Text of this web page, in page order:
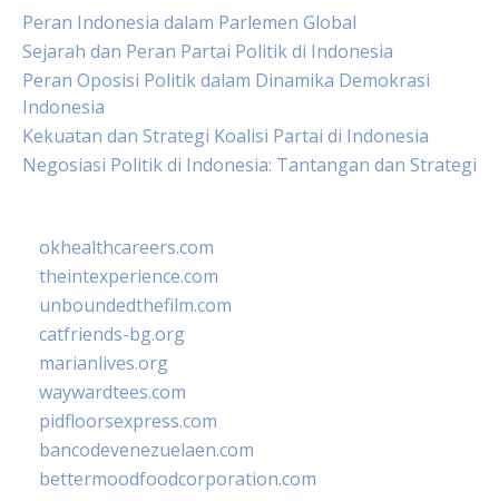
Peran Indonesia dalam Parlemen Global
Sejarah dan Peran Partai Politik di Indonesia
Peran Oposisi Politik dalam Dinamika Demokrasi
Indonesia
Kekuatan dan Strategi Koalisi Partai di Indonesia
Negosiasi Politik di Indonesia: Tantangan dan Strategi
okhealthcareers.com
theintexperience.com
unboundedthefilm.com
catfriends-bg.org
marianlives.org
waywardtees.com
pidfloorsexpress.com
bancodevenezuelaen.com
bettermoodfoodcorporation.com